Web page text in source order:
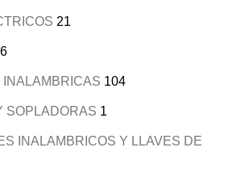
21
6
104
SOPLADORAS 1
INALAMBRICOS Y LLAVES DE